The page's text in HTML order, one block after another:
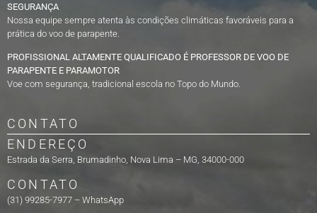
SEGURANÇA
Nossa equipe sempre atenta às condições climáticas favoráveis para a
prática do voo de parapente.
PROFISSIONAL ALTAMENTE QUALIFICADO É PROFESSOR DE VOO DE
PARAPENTE E PARAMOTOR
Voe com segurança, tradicional escola no Topo do Mundo.
CONTATO
ENDEREÇO
Estrada da Serra, Brumadinho, Nova Lima – MG, 34000-000
CONTATO
(31) 99285-7977 – WhatsApp